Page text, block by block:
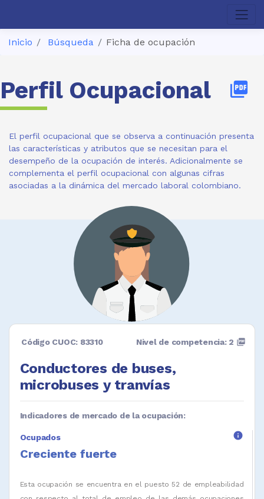
Inicio Búsqueda Ficha de ocupación
Perfil Ocupacional picture_as_pdf
El perfil ocupacional que se observa a continuación presenta
las características y atributos que se necesitan para el
desempeño de la ocupación de interés. Adicionalmente se
complementa el perfil ocupacional con algunas cifras
asociadas a la dinámica del mercado laboral colombiano.
Código CUOC: 83310
Conductores de buses,
microbuses y tranvías
Nivel de competencia: 2 picture_as_pdf
Indicadores de mercado de la ocupación:
Ocupados info
Creciente fuerte
Esta ocupación se encuentra en el puesto 52 de empleabilidad